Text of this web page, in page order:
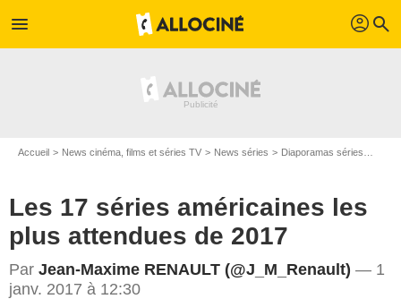
menu profil search
Accueil News cinéma, films et séries TV News séries Diaporamas séries
Les 17 séries américaines les
plus attendues de 2017
Par Jean-Maxime RENAULT (@J_M_Renault) — 1
janv. 2017 à 12:30